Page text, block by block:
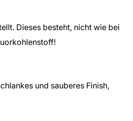
Dieses besteht, nicht wie bei
und sauberes Finish,